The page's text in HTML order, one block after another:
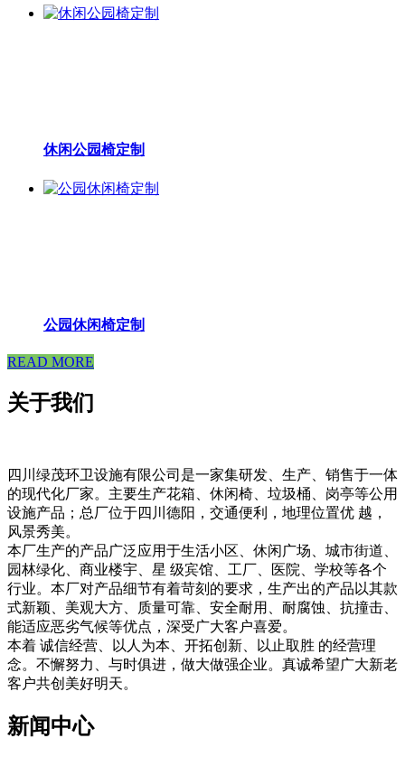
休闲公园椅定制
公园休闲椅定制
READ MORE
关于我们
四川绿茂环卫设施有限公司是一家集研发、生产、销售于一体
的现代化厂家。主要生产花箱、休闲椅、垃圾桶、岗亭等公用
设施产品；总厂位于四川德阳，交通便利，地理位置优 越，
风景秀美。
本厂生产的产品广泛应用于生活小区、休闲广场、城市街道、
园林绿化、商业楼宇、星 级宾馆、工厂、医院、学校等各个
行业。本厂对产品细节有着苛刻的要求，生产出的产品以其款
式新颖、美观大方、质量可靠、安全耐用、耐腐蚀、抗撞击、
能适应恶劣气候等优点，深受广大客户喜爱。
本着 诚信经营、以人为本、开拓创新、以止取胜 的经营理
念。不懈努力、与时俱进，做大做强企业。真诚希望广大新老
客户共创美好明天。
新闻中心